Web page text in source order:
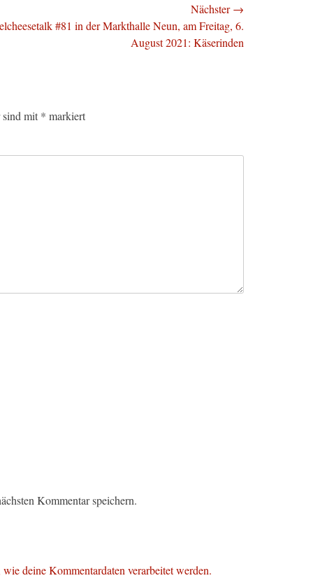
Nächster →
#81 in der Markthalle Neun, am Freitag, 6.
August 2021: Käserinden
mit * markiert
Kommentar speichern.
deine Kommentardaten verarbeitet werden.